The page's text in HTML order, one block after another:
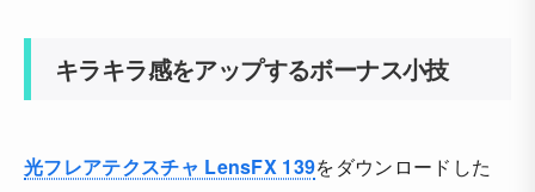
キラキラ感をアップするボーナス小技
光フレアテクスチャ LensFX 139をダウンロードした